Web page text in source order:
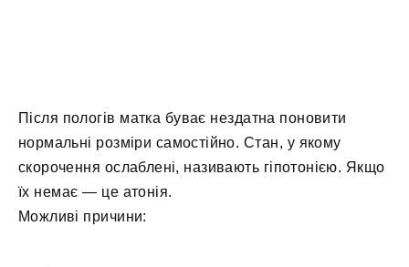
Після пологів матка буває нездатна поновити
нормальні розміри самостійно. Стан, у якому
скорочення ослаблені, називають гіпотонією. Якщо
їх немає — це атонія.
Можливі причини: